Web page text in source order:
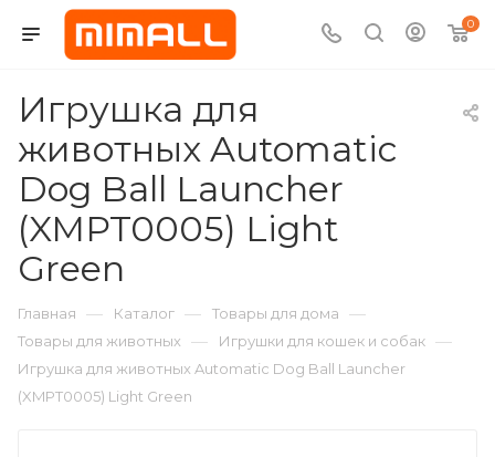
0
Игрушка для
животных Automatic
Dog Ball Launcher
(XMPT0005) Light
Green
Главная — Каталог — Товары для дома —
Товары для животных — Игрушки для кошек и собак —
Игрушка для животных Automatic Dog Ball Launcher
(XMPT0005) Light Green